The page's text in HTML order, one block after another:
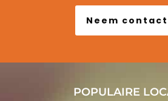
Neem
POPULAIRE